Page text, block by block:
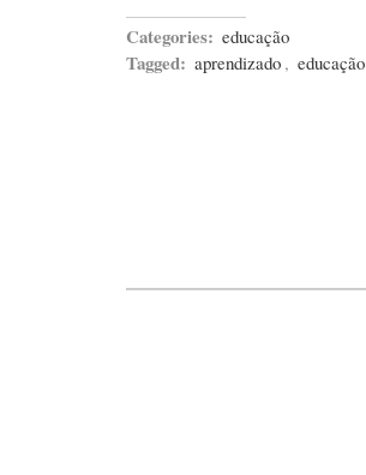
Categories: educação
Tagged: aprendizado , educação